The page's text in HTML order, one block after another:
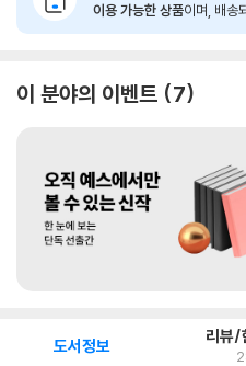
이용 가능한 상품이며, 배송
이 분야의 이벤트 7
도서정보 리뷰/